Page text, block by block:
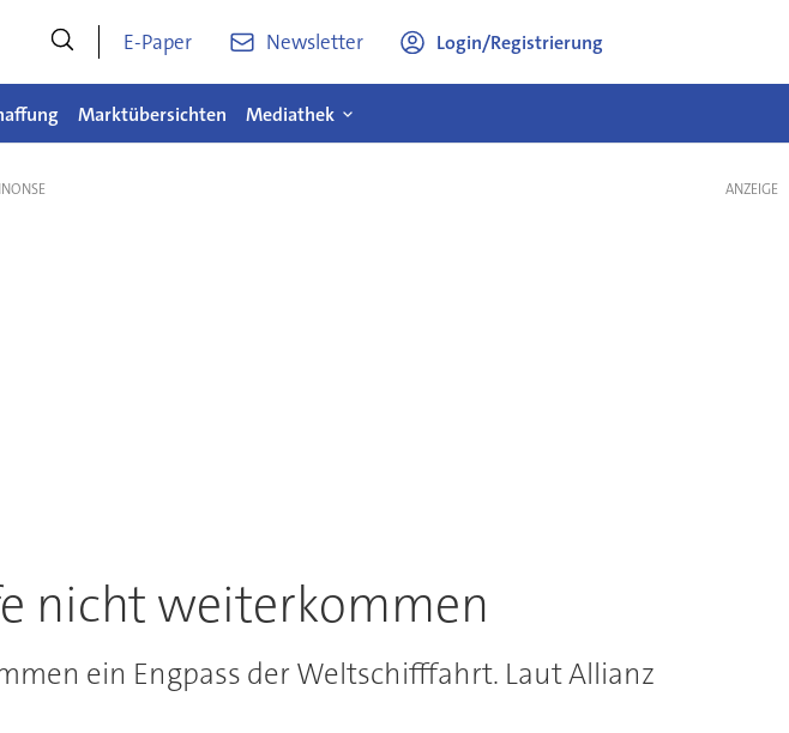
E-Paper Newsletter Login/Registrierung
Marktübersichten Mediathek
nicht weiterkommen
ein Engpass der Weltschifffahrt. Laut Allianz
ANZEIGE